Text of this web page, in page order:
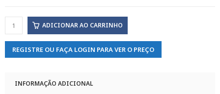
ADICIONAR AO CARRINHO
REGISTRE OU FAÇA LOGIN PARA VER O PREÇO
INFORMAÇÃO ADICIONAL